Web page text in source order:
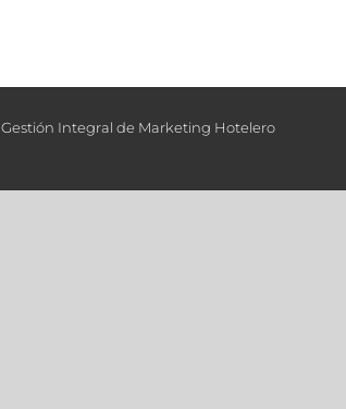
Gestión Integral de Marketing Hotelero